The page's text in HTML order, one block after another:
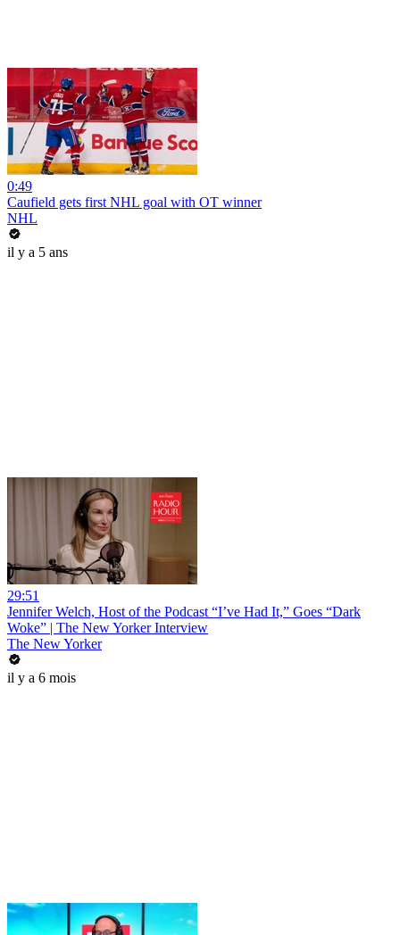
0:49
Caufield gets first NHL goal with OT winner
NHL
il y a 5 ans
29:51
Jennifer Welch, Host of the Podcast “I’ve Had It,” Goes “Dark
Woke” | The New Yorker Interview
The New Yorker
il y a 6 mois